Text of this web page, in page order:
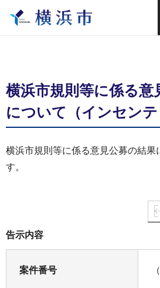
横浜市規則等に係る意
について（インセンテ
横浜市規則等に係る意見公募の結果
す。
告示内容
案件番号